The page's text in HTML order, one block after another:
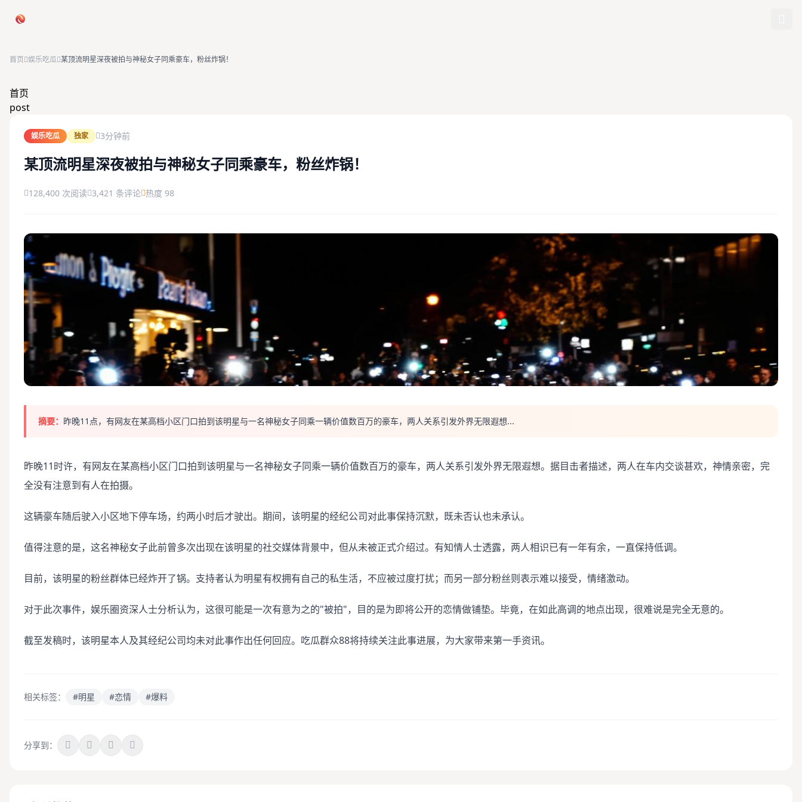
首页 娱乐吃瓜 某顶流明星深夜被拍与神秘女子同乘豪车，粉丝炸锅！
首页
post
娱乐吃瓜 独家 3分钟前
某顶流明星深夜被拍与神秘女子同乘豪车，粉丝炸锅！
128,400 次阅读 3,421 条评论 热度 98
摘要： 昨晚11点，有网友在某高档小区门口拍到该明星与一名神秘女子同乘一辆价值数百万的豪车，两人关系引发外界无限遐想...
昨晚11时许，有网友在某高档小区门口拍到该明星与一名神秘女子同乘一辆价值数百万的豪车，两人关系引发外界无限遐想。据目击者描述，两人在车内交谈甚欢，神情亲密，完
全没有注意到有人在拍摄。
这辆豪车随后驶入小区地下停车场，约两小时后才驶出。期间，该明星的经纪公司对此事保持沉默，既未否认也未承认。
值得注意的是，这名神秘女子此前曾多次出现在该明星的社交媒体背景中，但从未被正式介绍过。有知情人士透露，两人相识已有一年有余，一直保持低调。
目前，该明星的粉丝群体已经炸开了锅。支持者认为明星有权拥有自己的私生活，不应被过度打扰；而另一部分粉丝则表示难以接受，情绪激动。
对于此次事件，娱乐圈资深人士分析认为，这很可能是一次有意为之的"被拍"，目的是为即将公开的恋情做铺垫。毕竟，在如此高调的地点出现，很难说是完全无意的。
截至发稿时，该明星本人及其经纪公司均未对此事作出任何回应。吃瓜群众88将持续关注此事进展，为大家带来第一手资讯。
相关标签： #明星 #恋情 #爆料
分享到：